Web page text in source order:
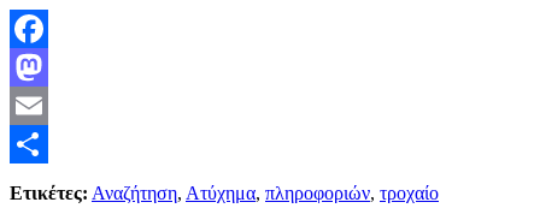
Facebook
Mastodon
Email
Μοιραστείτε
Ετικέτες: Αναζήτηση, Ατύχημα, πληροφοριών, τροχαίο